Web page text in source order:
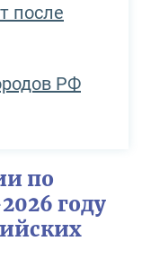
после
РФ
по
году